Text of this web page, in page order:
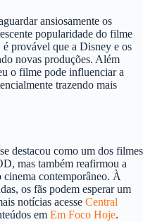
ansiosamente os
popularidade do filme
provável que a Disney e os
novas produções. Além
o filme pode influenciar a
trazendo mais
destacou como um dos filmes
mas também reafirmou a
contemporâneo. À
os fãs podem esperar um
notícias acesse Central
em Em Foco Hoje.